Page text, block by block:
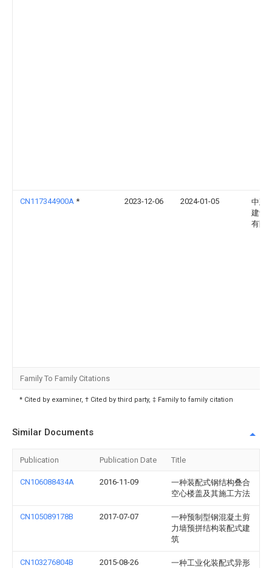
CN117344900A * 2023-12-06 2024-01-05
中建
建设
有限
Family To Family Citations
* Cited by examiner, † Cited by third party, ‡ Family to family citation
Similar Documents
Publication Publication Date Title
CN106088434A 2016-11-09
一种装配式钢结构叠合
空心楼盖及其施工方法
CN105089178B 2017-07-07
一种预制型钢混凝土剪
力墙预拼结构装配式建
筑
CN103276804B 2015-08-26
一种工业化装配式异形